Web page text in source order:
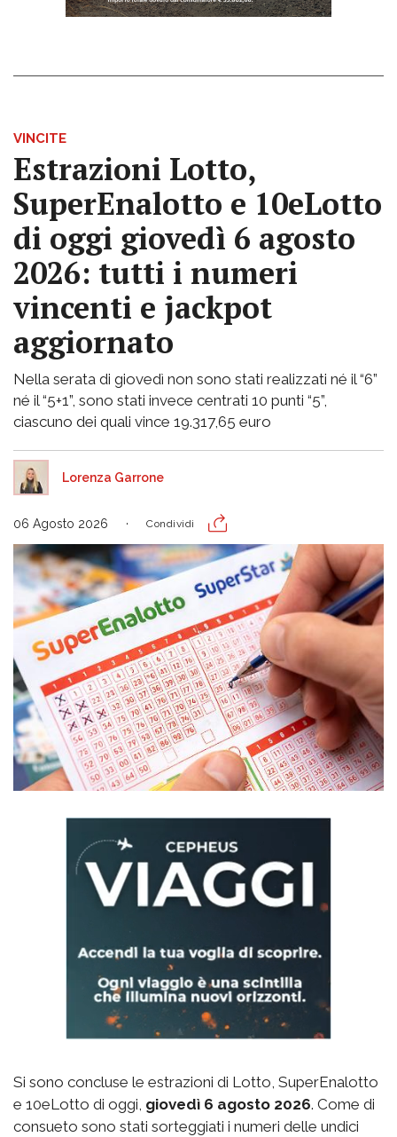
VINCITE
Estrazioni Lotto,
SuperEnalotto e 10eLotto
di oggi giovedì 6 agosto
2026: tutti i numeri
vincenti e jackpot
aggiornato
Nella serata di giovedì non sono stati realizzati né il “6”
né il “5+1”, sono stati invece centrati 10 punti “5”,
ciascuno dei quali vince 19.317,65 euro
Lorenza Garrone
06 Agosto 2026 Condividi
Si sono concluse le estrazioni di Lotto, SuperEnalotto
e 10eLotto di oggi, giovedì 6 agosto 2026. Come di
consueto sono stati sorteggiati i numeri delle undici